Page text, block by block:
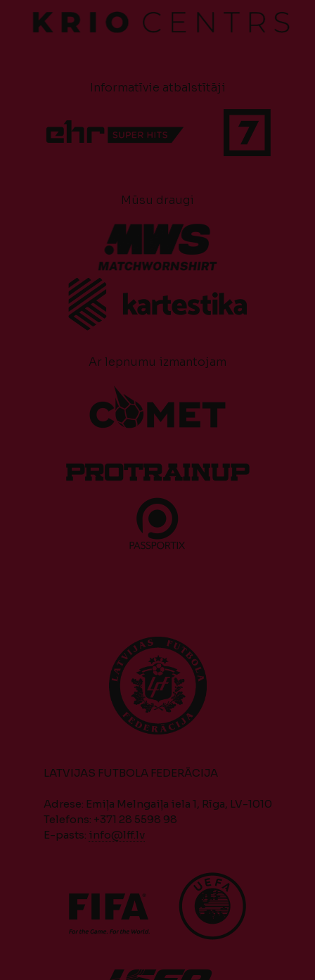
Informatīvie atbalstītāji
Mūsu draugi
Ar lepnumu izmantojam
LATVIJAS FUTBOLA FEDERĀCIJA
Adrese: Emiļa Melngaiļa iela 1, Rīga, LV-1010
Telefons: +371 28 5598 98
E-pasts: info@lff.lv